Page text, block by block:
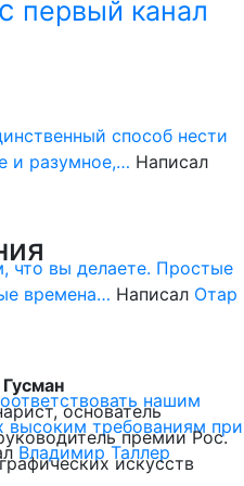
первый канал
способ нести
и разумное,… Написал
что вы делаете. Простые
времена… Написал Отар
нашим
высоким требованиям при
Владимир Таллер
основатель
премии Рос.
искусств